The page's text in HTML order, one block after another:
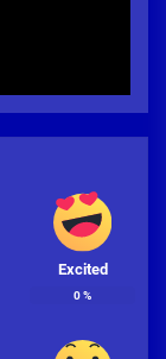
Excited
0%